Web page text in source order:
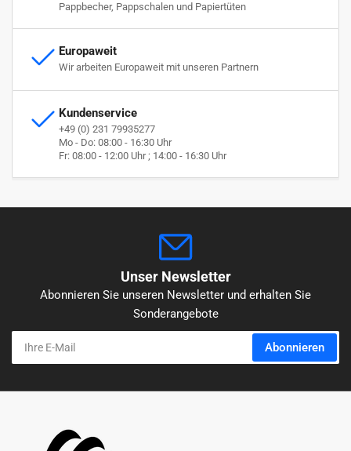
Pappbecher, Pappschalen und Papiertüten
Europaweit
Wir arbeiten Europaweit mit unseren Partnern
Kundenservice
+49 (0) 231 79935277
Mo - Do: 08:00 - 16:30 Uhr
Fr: 08:00 - 12:00 Uhr ; 14:00 - 16:30 Uhr
Unser Newsletter
Abonnieren Sie unseren Newsletter und erhalten Sie
Sonderangebote
Ihre
Mail
Abonnieren